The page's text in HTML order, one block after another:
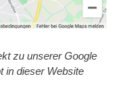
zu unserer Google
in dieser Website